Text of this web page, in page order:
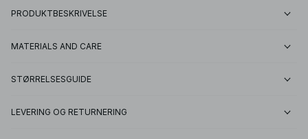
PRODUKTBESKRIVELSE
MATERIALS AND CARE
STØRRELSESGUIDE
LEVERING OG RETURNERING